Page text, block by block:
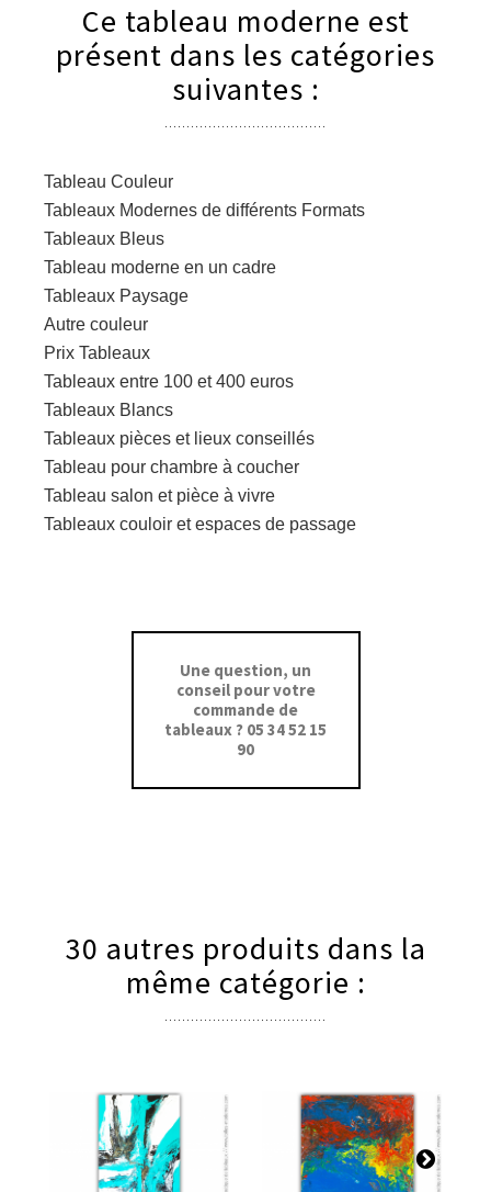
Ce tableau moderne est
présent dans les catégories
suivantes :
Tableau Couleur
Tableaux Modernes de différents Formats
Tableaux Bleus
Tableau moderne en un cadre
Tableaux Paysage
Autre couleur
Prix Tableaux
Tableaux entre 100 et 400 euros
Tableaux Blancs
Tableaux pièces et lieux conseillés
Tableau pour chambre à coucher
Tableau salon et pièce à vivre
Tableaux couloir et espaces de passage
Une question, un
conseil pour votre
commande de
tableaux ? 05 34 52 15
90
30 autres produits dans la
même catégorie :